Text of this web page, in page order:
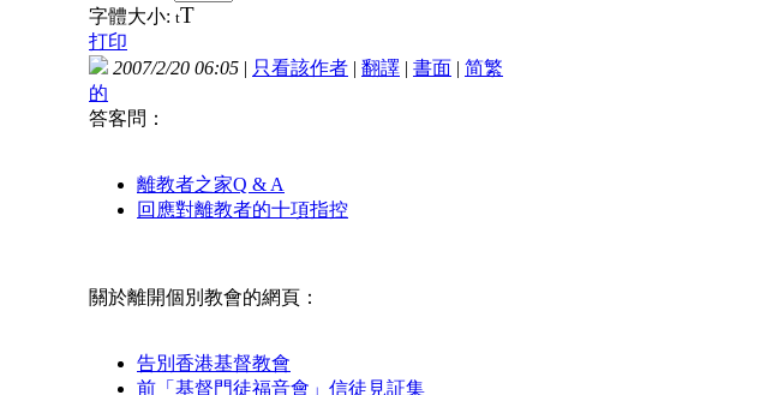
字體大小: tT
打印
2007/2/20 06:05 | 只看該作者 | 翻譯 | 書面 | 简繁
的
答客問：
離教者之家Q & A
回應對離教者的十項指控
關於離開個別教會的網頁：
告別香港基督教會
前「基督門徒福音會」信徒見証集